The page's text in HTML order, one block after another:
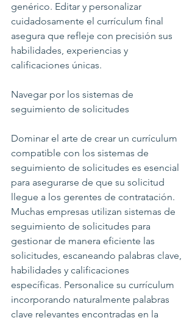
genérico. Editar y personalizar
cuidadosamente el currículum final
asegura que refleje con precisión sus
habilidades, experiencias y
calificaciones únicas.
Navegar por los sistemas de
seguimiento de solicitudes
Dominar el arte de crear un currículum
compatible con los sistemas de
seguimiento de solicitudes es esencial
para asegurarse de que su solicitud
llegue a los gerentes de contratación.
Muchas empresas utilizan sistemas de
seguimiento de solicitudes para
gestionar de manera eficiente las
solicitudes, escaneando palabras clave,
habilidades y calificaciones
específicas. Personalice su currículum
incorporando naturalmente palabras
clave relevantes encontradas en la